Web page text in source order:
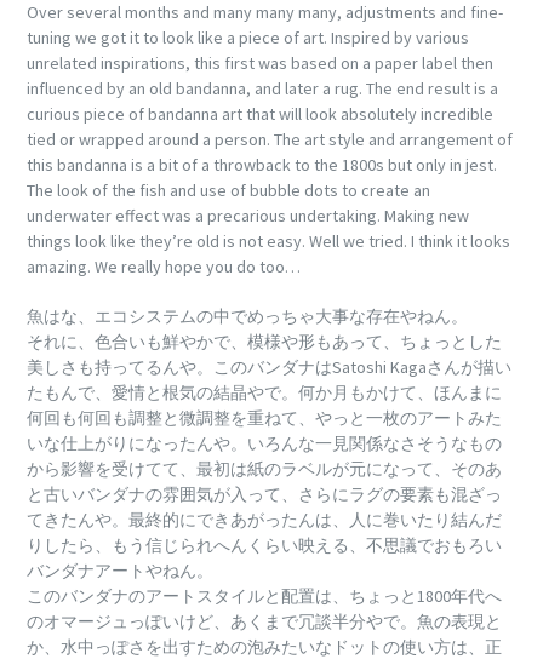
Over several months and many many many, adjustments and fine-
tuning we got it to look like a piece of art. Inspired by various
unrelated inspirations, this first was based on a paper label then
influenced by an old bandanna, and later a rug. The end result is a
curious piece of bandanna art that will look absolutely incredible
tied or wrapped around a person. The art style and arrangement of
this bandanna is a bit of a throwback to the 1800s but only in jest.
The look of the fish and use of bubble dots to create an
underwater effect was a precarious undertaking. Making new
things look like they’re old is not easy. Well we tried. I think it looks
amazing. We really hope you do too…
魚はな、エコシステムの中でめっちゃ大事な存在やねん。
それに、色合いも鮮やかで、模様や形もあって、ちょっとした
美しさも持ってるんや。
このバンダナはSatoshi Kagaさんが描い
たもんで、愛情と根気の結晶やで。 何か月もかけて、ほんまに
何回も何回も調整と微調整を重ねて、やっと一枚のアートみた
いな仕上がりになったんや。 いろんな一見関係なさそうなもの
から影響を受けてて、最初は紙のラベルが元になって、そのあ
と古いバンダナの雰囲気が入って、さらにラグの要素も混ざっ
てきたんや。 最終的にできあがったんは、人に巻いたり結んだ
りしたら、もう信じられへんくらい映える、不思議でおもろい
バンダナアートやねん。
このバンダナのアートスタイルと配置は、ちょっと1800年代へ
のオマージュっぽいけど、あくまで冗談半分やで。 魚の表現と
か、水中っぽさを出すための泡みたいなドットの使い方は、正